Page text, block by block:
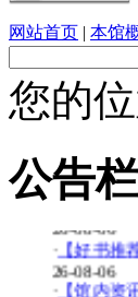
网站首页 | 本馆
您的位
公告栏
春雨润乡
26-08-06
【少儿多
【好书推
26-08-06
· 【馆内资